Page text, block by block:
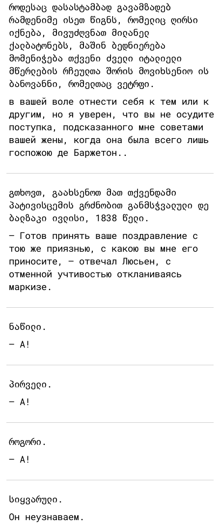
როდესაც დასასტამბად გავამზადებ
რამდენიმე ისეთ წიგნს, რომელიც ღირსი
იქნება, მივუძღვნათ მილანელ
ქალბატონებს, მაშინ ბედნიერება
მომენიჭება თქვენი ძველი იტალიელი
მწერლების რჩეულთა შორის მოვიხსენიო ის
ბანოვანნი, რომელთაც ვეტრფი.
в вашей воле отнести себя к тем или к
другим, но я уверен, что вы не осудите
поступка, подсказанного мне советами
вашей жены, когда она была всего лишь
госпожою де Баржетон..
გთხოვთ, გაახსენოთ მათ თქვენდამი
პატივისცემის გრძნობით განმსჭვალული დე
ბალზაკი ივლისი, 1838 წელი.
– Готов принять ваше поздравление с
тою же приязнью, с какою вы мне его
приносите, – отвечал Люсьен, с
отменной учтивостью откланиваясь
маркизе.
ნაწილი.
– А!
პირველი.
– А!
როგორი.
– А!
სიყვარული.
Он неузнаваем.